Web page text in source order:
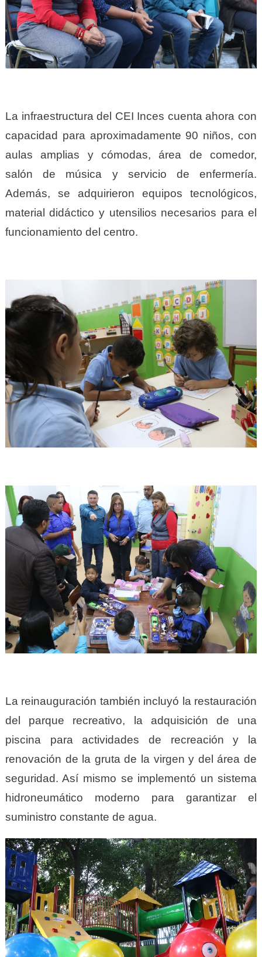
La infraestructura del CEI Inces cuenta ahora con
capacidad para aproximadamente 90 niños, con
aulas amplias y cómodas, área de comedor,
salón de música y servicio de enfermería.
Además, se adquirieron equipos tecnológicos,
material didáctico y utensilios necesarios para el
funcionamiento del centro.
La reinauguración también incluyó la restauración
del parque recreativo, la adquisición de una
piscina para actividades de recreación y la
renovación de la gruta de la virgen y del área de
seguridad. Así mismo se implementó un sistema
hidroneumático moderno para garantizar el
suministro constante de agua.